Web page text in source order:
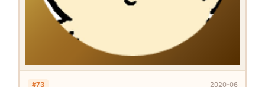
#73 2020-06